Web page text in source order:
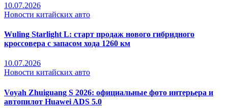
10.07.2026
Новости китайских авто
Wuling Starlight L: старт продаж нового гибридного
кроссовера с запасом хода 1260 км
10.07.2026
Новости китайских авто
Voyah Zhuiguang S 2026: официальные фото интерьера и
автопилот Huawei ADS 5.0